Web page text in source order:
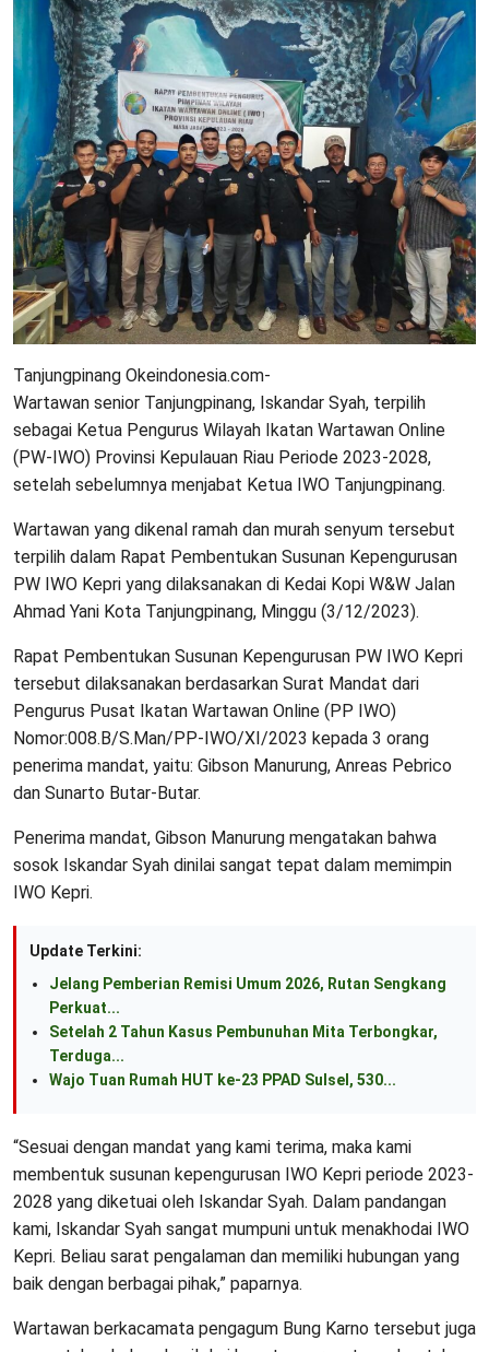
Tanjungpinang Okeindonesia.com-
Wartawan senior Tanjungpinang, Iskandar Syah, terpilih
sebagai Ketua Pengurus Wilayah Ikatan Wartawan Online
(PW-IWO) Provinsi Kepulauan Riau Periode 2023-2028,
setelah sebelumnya menjabat Ketua IWO Tanjungpinang.
Wartawan yang dikenal ramah dan murah senyum tersebut
terpilih dalam Rapat Pembentukan Susunan Kepengurusan
PW IWO Kepri yang dilaksanakan di Kedai Kopi W&W Jalan
Ahmad Yani Kota Tanjungpinang, Minggu (3/12/2023).
Rapat Pembentukan Susunan Kepengurusan PW IWO Kepri
tersebut dilaksanakan berdasarkan Surat Mandat dari
Pengurus Pusat Ikatan Wartawan Online (PP IWO)
Nomor:008.B/S.Man/PP-IWO/XI/2023 kepada 3 orang
penerima mandat, yaitu: Gibson Manurung, Anreas Pebrico
dan Sunarto Butar-Butar.
Penerima mandat, Gibson Manurung mengatakan bahwa
sosok Iskandar Syah dinilai sangat tepat dalam memimpin
IWO Kepri.
Update Terkini:
Jelang Pemberian Remisi Umum 2026, Rutan Sengkang
Perkuat...
Setelah 2 Tahun Kasus Pembunuhan Mita Terbongkar,
Terduga...
Wajo Tuan Rumah HUT ke-23 PPAD Sulsel, 530...
“Sesuai dengan mandat yang kami terima, maka kami
membentuk susunan kepengurusan IWO Kepri periode 2023-
2028 yang diketuai oleh Iskandar Syah. Dalam pandangan
kami, Iskandar Syah sangat mumpuni untuk menakhodai IWO
Kepri. Beliau sarat pengalaman dan memiliki hubungan yang
baik dengan berbagai pihak,” paparnya.
Wartawan berkacamata pengagum Bung Karno tersebut juga